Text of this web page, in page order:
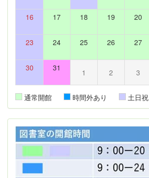
16 17 18 19 20
23 24 25 26 27
30 31 1 2 3
通常開館 時間外あり 土日祝